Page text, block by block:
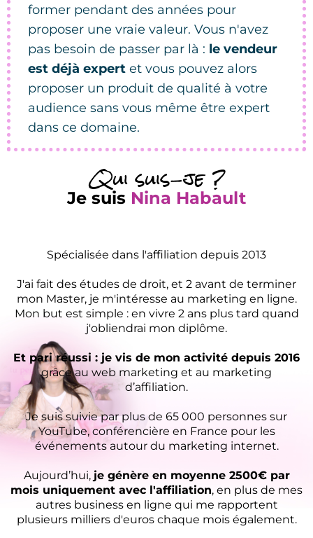
former pendant des années pour
proposer une vraie valeur. Vous n'avez
pas besoin de passer par là : le vendeur
est déjà expert et vous pouvez alors
proposer un produit de qualité à votre
audience sans vous même être expert
dans ce domaine.
Qui suis-je ?
Je suis Nina Habault
Spécialisée dans l'affiliation depuis 2013
J'ai fait des études de droit, et 2 avant de terminer
mon Master, je m'intéresse au marketing en ligne.
Mon but est simple : en vivre 2 ans plus tard quand
j'obliendrai mon diplôme.
Et pari réussi : je vis de mon activité depuis 2016
grâce au web marketing et au marketing
d’affiliation.
Je suis suivie par plus de 65 000 personnes sur
YouTube, conférencière en France pour les
événements autour du marketing internet.
Aujourd’hui, je génère en moyenne 2500€ par
mois uniquement avec l'affiliation, en plus de mes
autres business en ligne qui me rapportent
plusieurs milliers d'euros chaque mois également.